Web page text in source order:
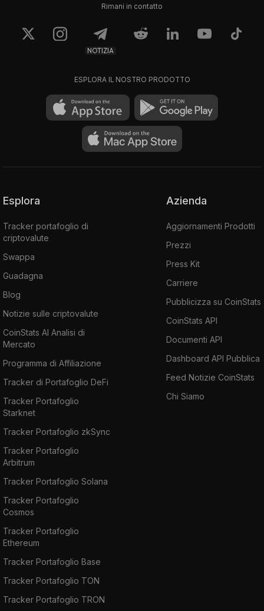
Rimani in contatto
NOTIZIA
ESPLORA IL NOSTRO PRODOTTO
Esplora
Tracker portafoglio di
criptovalute
Swappa
Guadagna
Blog
Notizie sulle criptovalute
CoinStats AI Analisi di
Mercato
Programma di Affiliazione
Tracker di Portafoglio DeFi
Tracker Portafoglio
Starknet
Tracker Portafoglio zkSync
Tracker Portafoglio
Arbitrum
Tracker Portafoglio Solana
Tracker Portafoglio
Cosmos
Tracker Portafoglio
Ethereum
Tracker Portafoglio Base
Tracker Portafoglio TON
Tracker Portafoglio TRON
Azienda
Aggiornamenti Prodotti
Prezzi
Press Kit
Carriere
Pubblicizza su CoinStats
CoinStats API
Documenti API
Dashboard API Pubblica
Feed Notizie CoinStats
Chi Siamo